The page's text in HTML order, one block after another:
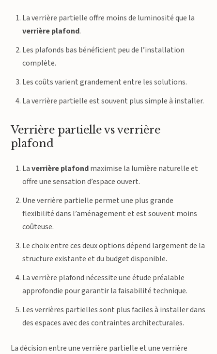
La verrière partielle offre moins de luminosité que la
verrière plafond.
Les plafonds bas bénéficient peu de l’installation
complète.
Les coûts varient grandement entre les solutions.
La verrière partielle est souvent plus simple à installer.
Verrière partielle vs verrière
plafond
Laverrière plafondmaximise la lumière naturelle et
offre une sensation d’espace ouvert.
Une verrière partielle permet une plus grande
flexibilité dans l’aménagement et est souvent moins
coûteuse.
Le choix entre ces deux options dépend largement de la
structure existante et du budget disponible.
La verrière plafond nécessite une étude préalable
approfondie pour garantir la faisabilité technique.
Les verrières partielles sont plus faciles à installer dans
des espaces avec des contraintes architecturales.
La décision entre une verrière partielle et une verrière